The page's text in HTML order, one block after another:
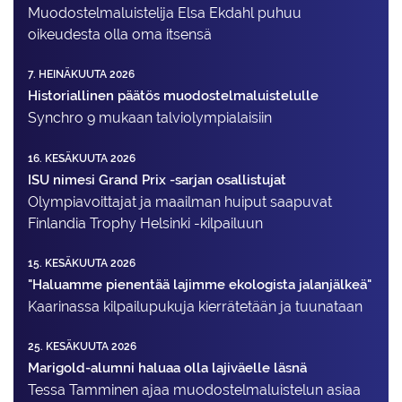
Muodostelma­luistelija Elsa Ekdahl puhuu
oikeudesta olla oma itsensä
7. HEINÄKUUTA 2026
Historiallinen päätös muodostelmaluistelulle
Synchro 9 mukaan talviolympialaisiin
16. KESÄKUUTA 2026
ISU nimesi Grand Prix -sarjan osallistujat
Olympiavoittajat ja maailman huiput saapuvat
Finlandia Trophy Helsinki -kilpailuun
15. KESÄKUUTA 2026
"Haluamme pienentää lajimme ekologista jalanjälkeä"
Kaarinassa kilpailupukuja kierrätetään ja tuunataan
25. KESÄKUUTA 2026
Marigold-alumni haluaa olla lajiväelle läsnä
Tessa Tamminen ajaa muodostelma­luistelun asiaa